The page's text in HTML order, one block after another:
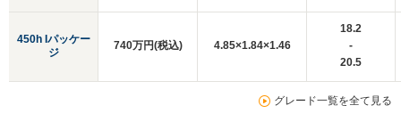
450h Iパッケー
ジ
740万円(税込) 4.85×1.84×1.46
18.2
-
20.5
グレード一覧を全て見る